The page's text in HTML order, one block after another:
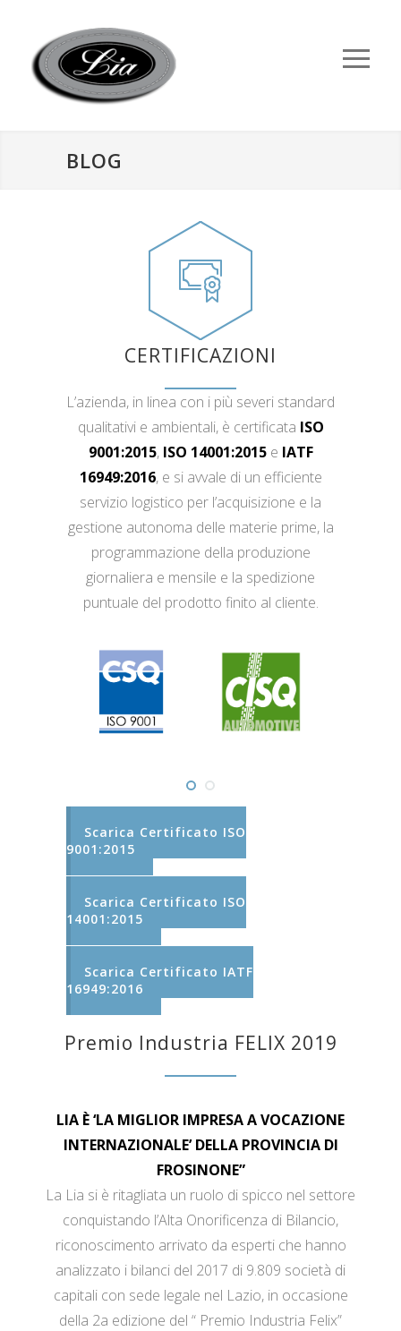
BLOG
CERTIFICAZIONI
L’azienda, in linea con i più severi standard
qualitativi e ambientali, è certificata ISO
9001:2015, ISO 14001:2015e IATF
16949:2016, e si avvale di un efficiente
servizio logistico per l’acquisizione e la
gestione autonoma delle materie prime, la
programmazione della produzione
giornaliera e mensile e la spedizione
puntuale del prodotto finito al cliente.
Scarica Certificato ISO
9001:2015
Scarica Certificato ISO
14001:2015
Scarica Certificato IATF
16949:2016
Premio Industria FELIX 2019
LIA È ‘LA MIGLIOR IMPRESA A VOCAZIONE
INTERNAZIONALE’ DELLA PROVINCIA DI
FROSINONE”
La Lia si è ritagliata un ruolo di spicco nel settore
conquistando l’Alta Onorificenza di Bilancio,
riconoscimento arrivato da esperti che hanno
analizzato i bilanci del 2017 di 9.809 società di
capitali con sede legale nel Lazio, in occasione
della 2a edizione del “ Premio Industria Felix”